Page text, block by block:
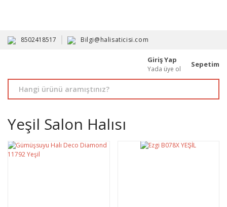
8502418517 Bilgi@halisaticisi.com
Giriş Yap
Yada üye ol
Sepetim
Yeşil Salon Halısı